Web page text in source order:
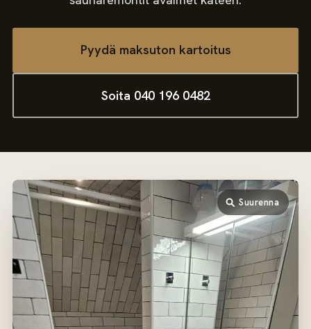
Pyydä maksuton kartoitus
Soita 040 196 0482